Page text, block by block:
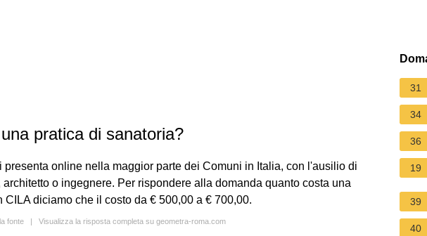
pratica di sanatoria?
presenta online nella maggior parte dei Comuni in Italia, con l'ausilio di
architetto o ingegnere. Per rispondere alla domanda quanto costa una
diciamo che il costo da € 500,00 a € 700,00.
fonte | Visualizza la risposta completa su geometra-roma.com
31
34
36
19
39
40